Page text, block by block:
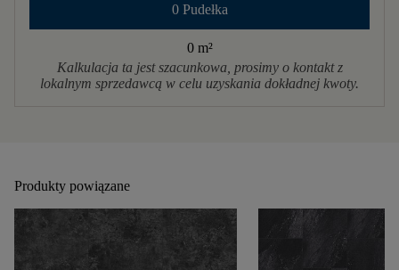
0 Pudełka
0 m²
Kalkulacja ta jest szacunkowa, prosimy o kontakt z
lokalnym sprzedawcą w celu uzyskania dokładnej kwoty.
Produkty powiązane